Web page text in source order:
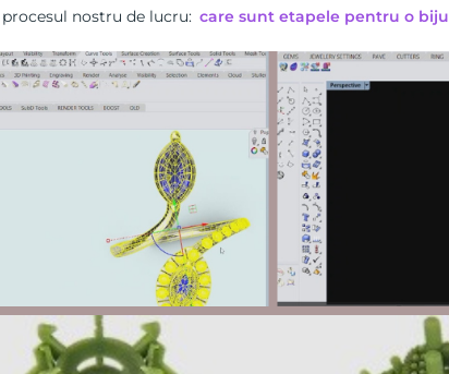
nostru de lucru: care sunt etapele pentru o